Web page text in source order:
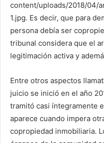
content/uploads/2018/04/
1.jpg. Es decir, que para
persona debía ser
tribunal considera que el
legitimación activa y
Entre otros aspectos
juicio se inició en el año
tramitó casi íntegramente
aparece cuando impera
copropiedad inmobiliaria.